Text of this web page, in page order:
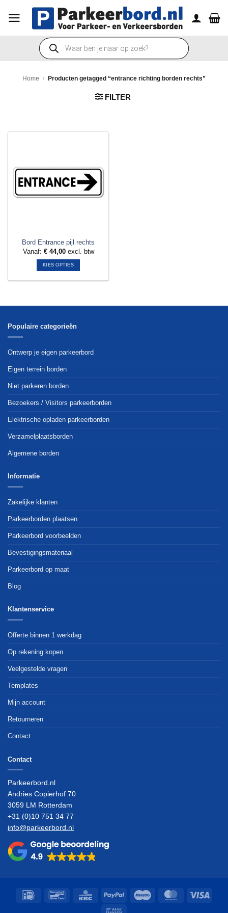
naar
Producten
zoeken
Home / Producten getagged “entrance richting borden rechts”
FILTER
Bord Entrance pijl rechts
Vanaf: €44,00excl. btw
KIES OPTIES
meerdere
Deze
gekozen
worden
de
Populaire categorieën
Ontwerp je eigen parkeerbord
Eigen terrein borden
Niet parkeren borden
Bezoekers / Visitors parkeerborden
Elektrische opladen parkeerborden
Verzamelplaatsborden
Algemene borden
Informatie
Zakelijke klanten
Parkeerborden plaatsen
Parkeerbord voorbeelden
Bevestigingsmateriaal
Parkeerbord op maat
Blog
Klantenservice
Offerte binnen 1 werkdag
Op rekening kopen
Veelgestelde vragen
Templates
Mijn account
Retourneren
Contact
Contact
Parkeerbord.nl
Andries Copierhof 70
3059 LM Rotterdam
+31 (0)10 751 34 77
info@parkeerbord.nl
IDeal Bancontact KBC PayPal Maestro MasterCard